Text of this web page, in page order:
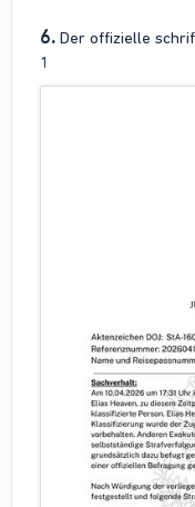
6. Der offizielle
1